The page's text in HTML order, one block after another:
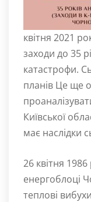
квітня 2021
заходи до 35
катастрофи.
планів Це ще
Київської
має наслідки
26 квітня
енергоблоці
теплові